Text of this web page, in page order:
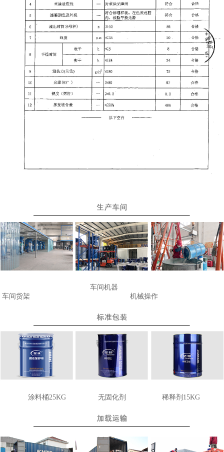
车间机器
车间货架
机械操作
涂料桶25KG 无固化剂 稀释剂1 5KG